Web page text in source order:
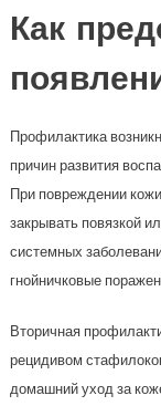
Как
Профилактика
причин развития
При повреждении
закрывать повязкой
системных
гнойничковые
Вторичная
рецидивом
домашний уход за